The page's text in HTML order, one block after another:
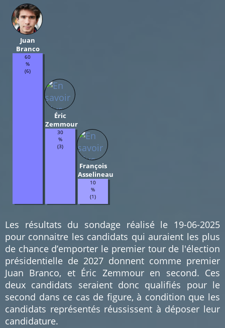
Juan
Branco
60
%
(6)
Éric
Zemmour
30
%
(3)
François
Asselineau
10
%
(1)
Les résultats du sondage réalisé le 19-06-2025
pour connaitre les candidats qui auraient les plus
de chance d’emporter le premier tour de l'élection
présidentielle de 2027 donnent comme premier
Juan Branco, et Éric Zemmour en second. Ces
deux candidats seraient donc qualifiés pour le
second dans ce cas de figure, à condition que les
candidats représentés réussissent à déposer leur
candidature.